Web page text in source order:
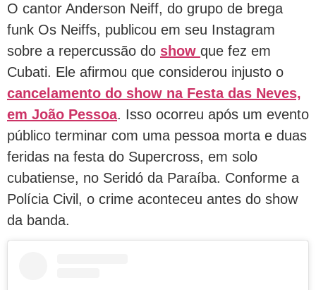
O cantor Anderson Neiff, do grupo de brega
funk Os Neiffs, publicou em seu Instagram
sobre a repercussão do show que fez em
Cubati. Ele afirmou que considerou injusto o
cancelamento do show na Festa das Neves,
em João Pessoa. Isso ocorreu após um evento
público terminar com uma pessoa morta e duas
feridas na festa do Supercross, em solo
cubatiense, no Seridó da Paraíba. Conforme a
Polícia Civil, o crime aconteceu antes do show
da banda.